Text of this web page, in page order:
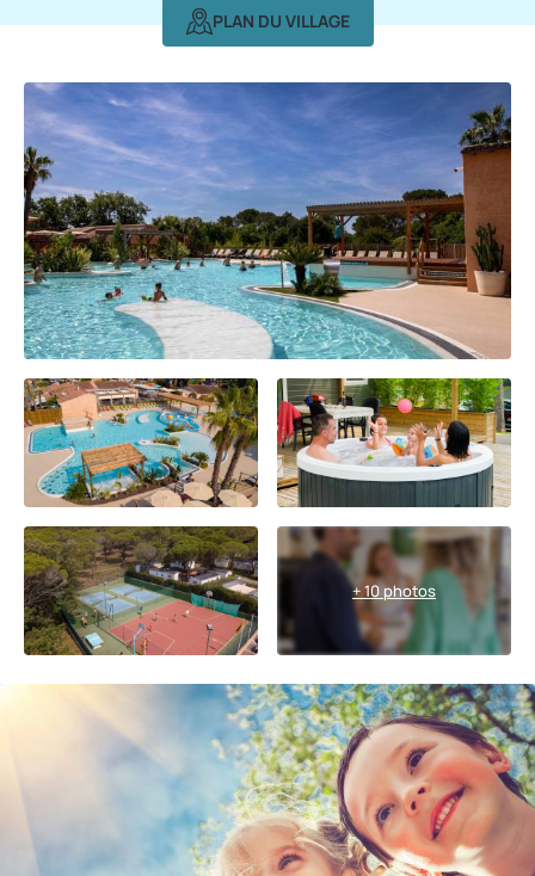
PLAN DU VILLAGE
+ 10 photos